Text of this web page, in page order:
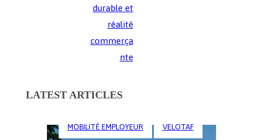
durable et
réalité
commerça
nte
LATEST ARTICLES
MOBILITÉ EMPLOYEUR VELOTAF